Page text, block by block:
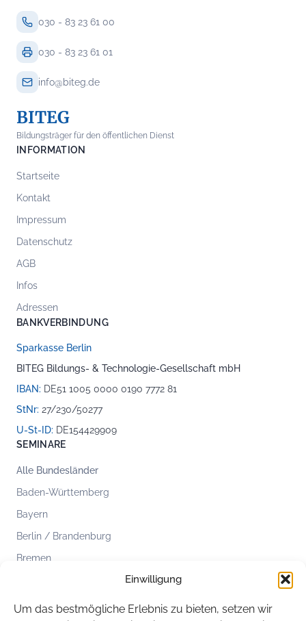
Einwilligung
Um das bestmögliche Erlebnis zu bieten, setzen wir
030 - 83 23 61 00
030 - 83 23 61 01
info@biteg.de
BITEG
Bildungsträger für den öffentlichen Dienst
INFORMATION
Startseite
Kontakt
Impressum
Datenschutz
AGB
Infos
Adressen
BANKVERBINDUNG
Sparkasse Berlin
BITEG Bildungs- & Technologie-Gesellschaft mbH
IBAN: DE51 1005 0000 0190 7772 81
StNr: 27/230/50277
U-St-ID: DE154429909
SEMINARE
Alle Bundesländer
Baden-Württemberg
Bayern
Berlin / Brandenburg
Bremen